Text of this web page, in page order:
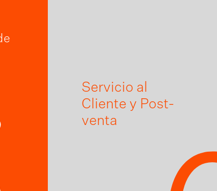
Servicio al
Cliente y Post-
venta